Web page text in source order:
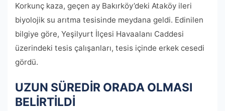
Korkunç kaza, geçen ay Bakırköy’deki Ataköy ileri
biyolojik su arıtma tesisinde meydana geldi. Edinilen
bilgiye göre, Yeşilyurt İlçesi Havaalanı Caddesi
üzerindeki tesis çalışanları, tesis içinde erkek cesedi
gördü.
UZUN SÜREDİR ORADA OLMASI
BELİRTİLDİ